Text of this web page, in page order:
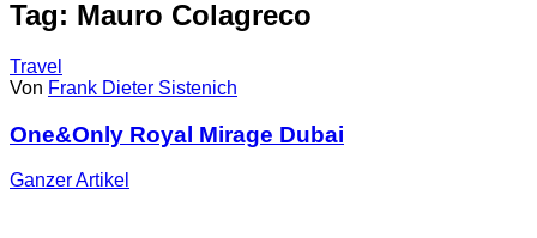
Tag: Mauro Colagreco
Travel
Von Frank Dieter Sistenich
One&Only Royal Mirage Dubai
GanzerArtikel